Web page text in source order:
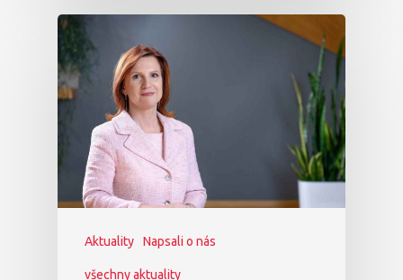
Aktuality Napsali o nás
všechny aktuality